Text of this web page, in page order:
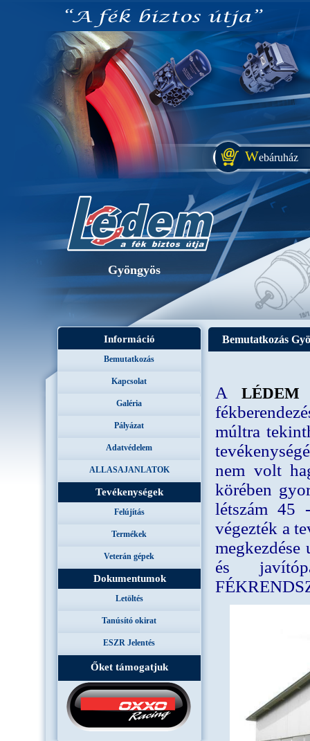
Webáruház
Gyöngyös
Információ
Bemutatkozás
Kapcsolat
Galéria
Pályázat
Adatvédelem
ALLASAJANLATOK
Tevékenységek
Felújítás
Termékek
Veterán gépek
Dokumentumok
Letöltés
Tanúsító okirat
ESZR Jelentés
Őket támogatjuk
Bemutatkozás
A LÉDEM
múltra
nem volt
körében
létszám 45
végezték a
és